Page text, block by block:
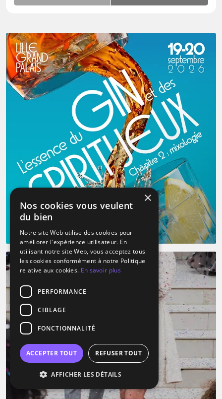
×
Nos cookies vous veulent
du bien
Notre site Web utilise des cookies pour
améliorer l'expérience utilisateur. En
utilisant notre site Web, vous acceptez tous
les cookies conformément à notre Politique
relative aux cookies. En savoir plus
PERFORMANCE
CIBLAGE
FONCTIONNALITÉ
ACCEPTER TOUT REFUSER TOUT
AFFICHER LES DÉTAILS